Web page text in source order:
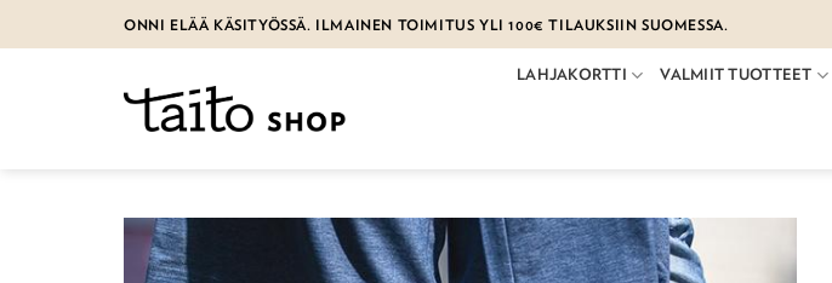
to
ONNI ELÄÄ KÄSITYÖSSÄ. ILMAINEN TOIMITUS YLI 100€ TILAUKSIIN SUOMESSA.
LAHJAKORTTI VALMIIT TUOTTEET